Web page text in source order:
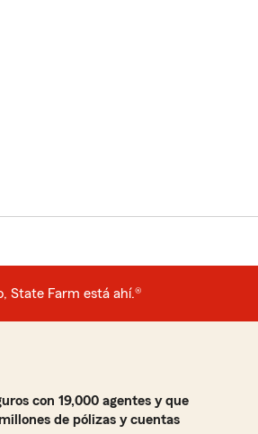
State Farm está ahí.®
con 19,000 agentes y que
de pólizas y cuentas